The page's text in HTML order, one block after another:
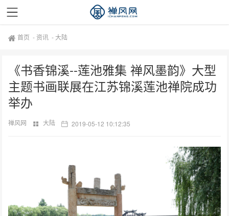
首页 - 资讯 -大陆
《书香锦溪--莲池雅集 禅风墨韵》大型
主题书画联展在江苏锦溪莲池禅院成功
举办
禅风网 大陆 2019-05-12 10:12:35